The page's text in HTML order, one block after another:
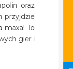
oraz
przyjdzie
maxa! To
gier i